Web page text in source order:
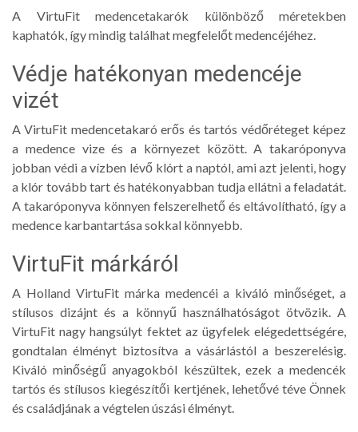
A VirtuFit medencetakarók különböző méretekben
kaphatók, így mindig találhat megfelelőt medencéjéhez.
Védje hatékonyan medencéje
vizét
A VirtuFit medencetakaró erős és tartós védőréteget képez
a medence vize és a környezet között. A takaróponyva
jobban védi a vízben lévő klórt a naptól, ami azt jelenti, hogy
a klór tovább tart és hatékonyabban tudja ellátni a feladatát.
A takaróponyva könnyen felszerelhető és eltávolítható, így a
medence karbantartása sokkal könnyebb.
VirtuFit márkáról
A Holland VirtuFit márka medencéi a kiváló minőséget, a
stílusos dizájnt és a könnyű használhatóságot ötvözik. A
VirtuFit nagy hangsúlyt fektet az ügyfelek elégedettségére,
gondtalan élményt biztosítva a vásárlástól a beszerelésig.
Kiváló minőségű anyagokból készültek, ezek a medencék
tartós és stílusos kiegészítői kertjének, lehetővé téve Önnek
és családjának a végtelen úszási élményt.